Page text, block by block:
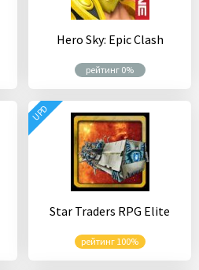
Hero Sky: Epic Clash
рейтинг 0%
Star Traders RPG Elite
рейтинг 100%
UPD